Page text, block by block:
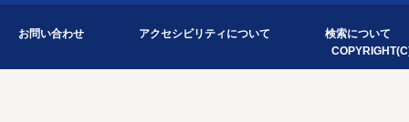
お問い合わせ アクセシビリティについて
検索について